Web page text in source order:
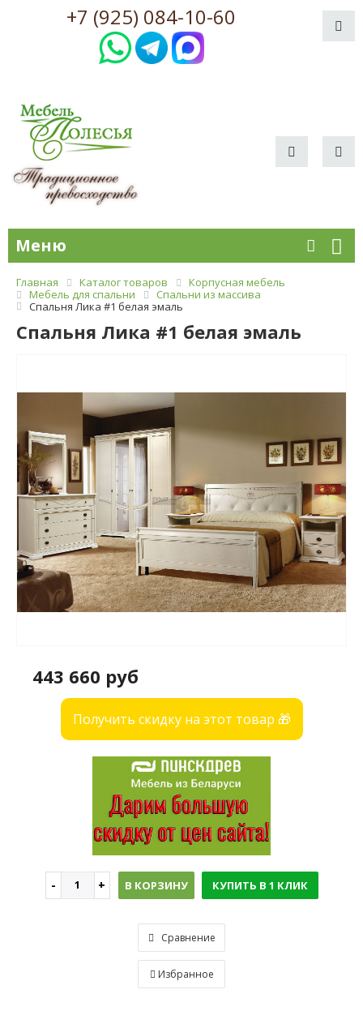
+7 (925) 084-10-60
Меню
Главная Каталог товаров
Корпусная мебель
Мебель для спальни
Спальни из массива
Спальня Лика #1 белая эмаль
Спальня Лика #1 белая эмаль
443 660 руб
Получить скидку на этот товар 🎁
В КОРЗИНУ КУПИТЬ В 1 КЛИК
Сравнение
Избранное